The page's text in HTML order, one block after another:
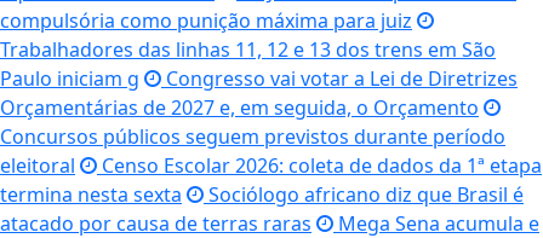
compulsória como punição máxima para juiz
Trabalhadores das linhas 11, 12 e 13 dos trens em São
Paulo iniciam g
Congresso vai votar a Lei de Diretrizes
Orçamentárias de 2027 e, em seguida, o Orçamento
Concursos públicos seguem previstos durante período
eleitoral
Censo Escolar 2026: coleta de dados da 1ª etapa
termina nesta sexta
Sociólogo africano diz que Brasil é
atacado por causa de terras raras
Mega Sena acumula e